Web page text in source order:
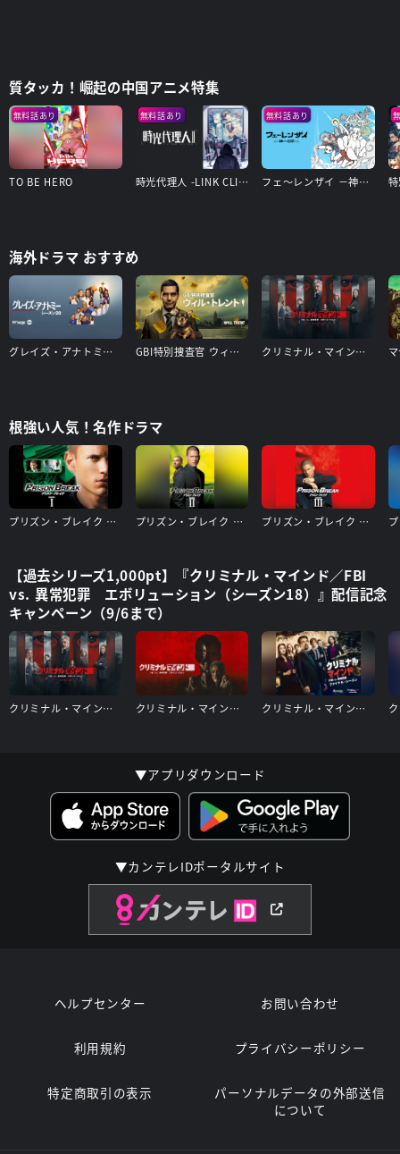
質タッカ！崛起の中国アニメ特集
無料話あり
TO BE HERO
無料話あり
時光代理人 -LINK CLICK- Ⅱ
無料話あり
フェ～レンザイ －神さまの日常－
海外ドラマ おすすめ
グレイズ・アナトミー シーズン20 GBI特別捜査官 ウィル・トレント シーズン1 クリミナル・マインド／FBI vs. 異常犯罪 エボリューション（シーズン17）
根強い人気！名作ドラマ
プリズン・ブレイク シーズン1 プリズン・ブレイク シーズン2 プリズン・ブレイク シーズン3
【過去シリーズ1,000pt】『クリミナル・マインド／FBI
vs. 異常犯罪 エボリューション（シーズン18）』配信記念
キャンペーン（9/6まで）
クリミナル・マインド／FBI vs. 異常犯罪 エボリューション（シーズン17） クリミナル・マインド／FBI vs. 異常犯罪 エボリューション（シーズン16） クリミナル・マインド/FBI vs. 異常犯罪 ファイナルシーズン
▼アプリダウンロード
▼カンテレIDポータルサイト
ヘルプセンター お問い合わせ
利用規約 プライバシーポリシー
特定商取引の表示
パーソナルデータの外部送信
について